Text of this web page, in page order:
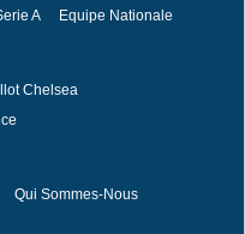
A Equipe Nationale
Chelsea
Qui Sommes-Nous